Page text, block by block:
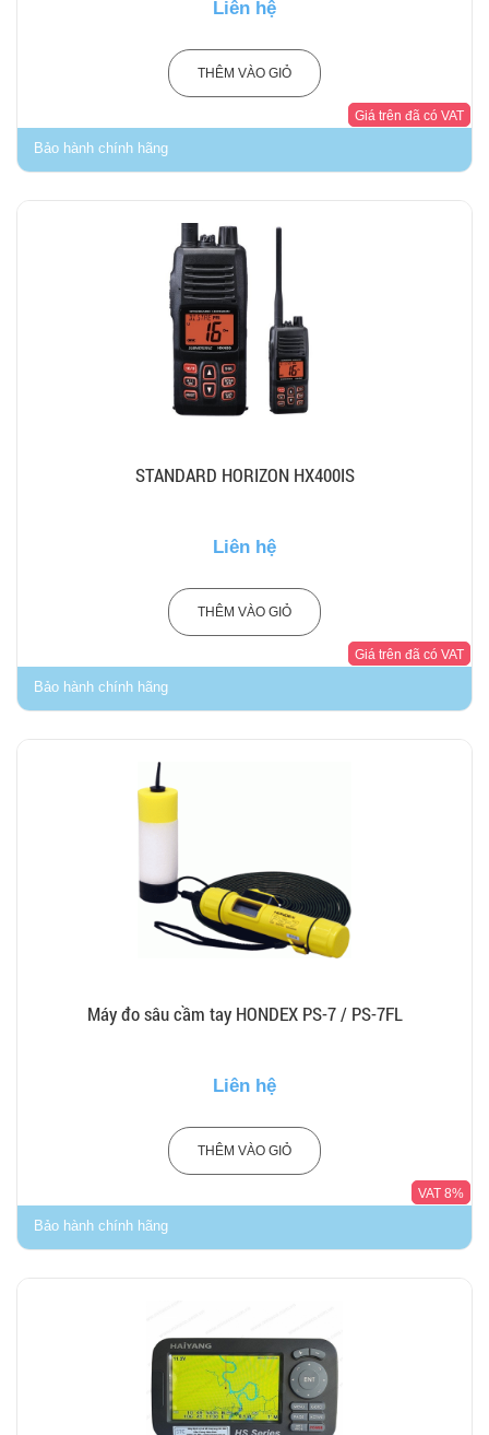
Liên hệ
THÊM VÀO GIỎ
Bảo hành chính hãng
Giá trên đã có VAT
STANDARD HORIZON HX400IS
Liên hệ
THÊM VÀO GIỎ
Bảo hành chính hãng
Giá trên đã có VAT
Máy đo sâu cầm tay HONDEX PS-7 / PS-7FL
Liên hệ
THÊM VÀO GIỎ
Bảo hành chính hãng
VAT 8%